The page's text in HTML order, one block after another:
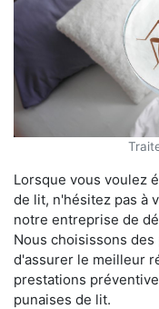
Lorsque vous voulez
de lit, n'hésitez pas à
notre entreprise de
Nous choisissons
d'assurer le meilleur
prestations
punaises de lit.